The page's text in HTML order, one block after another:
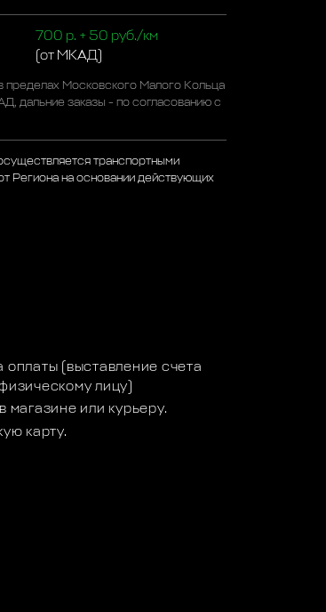
700 р. + 50 руб./км
(от МКАД)
пределах Московского Малого Кольца
дальние заказы - по согласованию с
транспортными
Региона на основании действующих
оплаты (выставление счета
лицу)
магазине или курьеру.
карту.